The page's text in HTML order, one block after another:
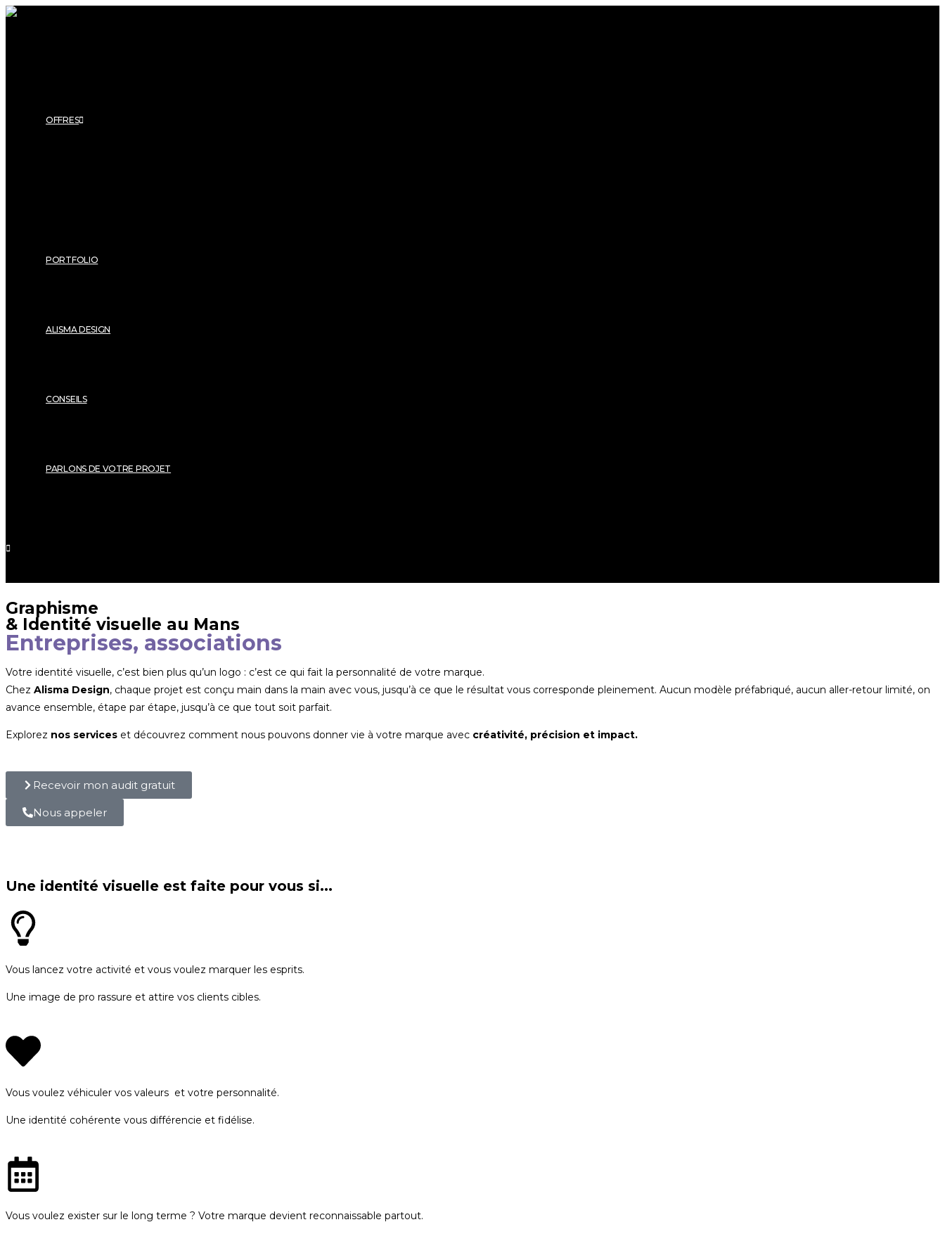
OFFRES
PORTFOLIO
ALISMA DESIGN
CONSEILS
PARLONS DE VOTRE PROJET
Graphisme
& Identité visuelle au Mans
Entreprises, associations
Votre identité visuelle, c’est bien plus qu’un logo : c’est ce qui fait la personnalité de votre marque.
Chez Alisma Design, chaque projet est conçu main dans la main avec vous, jusqu’à ce que le résultat vous corresponde pleinement. Aucun modèle préfabriqué, aucun aller-retour limité, on
avance ensemble, étape par étape, jusqu’à ce que tout soit parfait.
Explorez nos services et découvrez comment nous pouvons donner vie à votre marque avec créativité, précision et impact.
Recevoir mon audit gratuit
Nous appeler
Une identité visuelle est faite pour vous si...
Vous lancez votre activité et vous voulez marquer les esprits.
Une image de pro rassure et attire vos clients cibles.
Vous voulez véhiculer vos valeurs et votre personnalité.
Une identité cohérente vous différencie et fidélise.
Vous voulez exister sur le long terme ? Votre marque devient reconnaissable partout.